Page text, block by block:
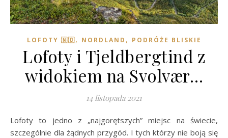
LOFOTY 🇳🇴, NORDLAND , PODRÓŻE BLISKIE
Lofoty i Tjeldbergtind z
widokiem na Svolvær…
14 listopada 2021
Lofoty to jedno z „najgorętszych” miejsc na świecie,
szczególnie dla żądnych przygód. I tych którzy nie boją się